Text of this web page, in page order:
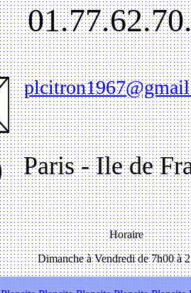
Paris - Ile de
Horaire
Dimanche à Vendredi de 7h00 à